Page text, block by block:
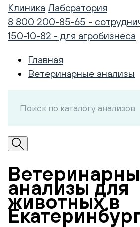
Клиника Лаборатория
8 800 200-85-65 -
150-10-82 - для агробизнеса
Главная
Ветеринарные анализы
анализы для
животных в